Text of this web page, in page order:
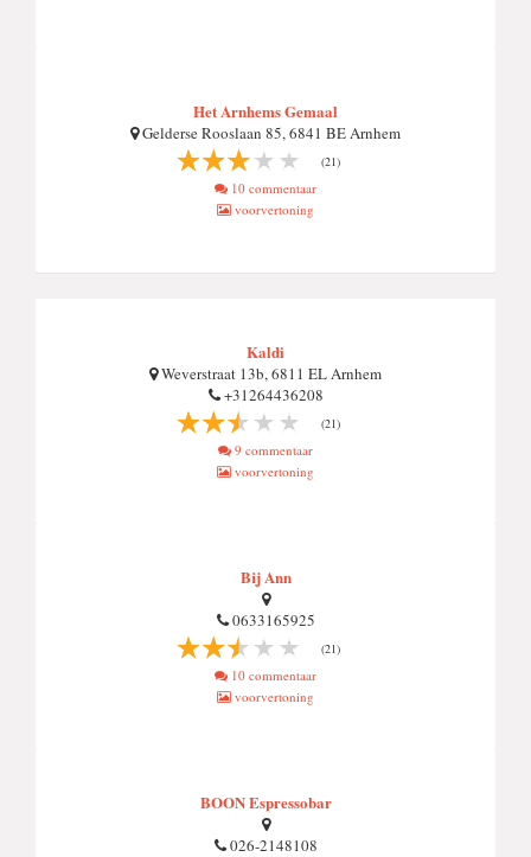
Het Arnhems Gemaal
Gelderse Rooslaan 85, 6841 BE Arnhem
(21)
10 commentaar
voorvertoning
Kaldi
Weverstraat 13b, 6811 EL Arnhem
+31264436208
(21)
9 commentaar
voorvertoning
Bij Ann
0633165925
(21)
10 commentaar
voorvertoning
BOON Espressobar
026-2148108